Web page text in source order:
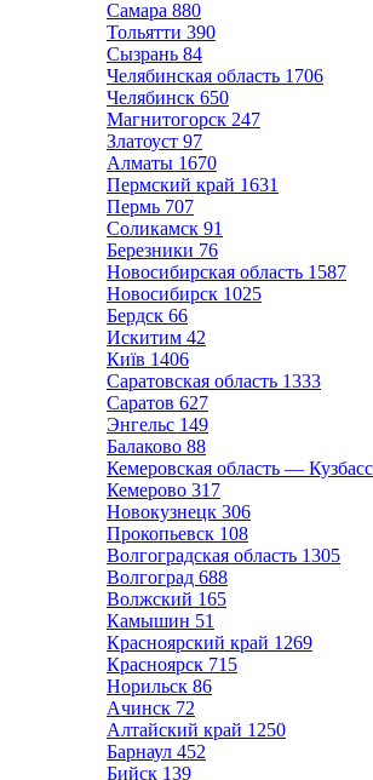
Самара 880
Тольятти 390
Сызрань 84
Челябинская область 1706
Челябинск 650
Магнитогорск 247
Златоуст 97
Алматы 1670
Пермский край 1631
Пермь 707
Соликамск 91
Березники 76
Новосибирская область 1587
Новосибирск 1025
Бердск 66
Искитим 42
Київ 1406
Саратовская область 1333
Саратов 627
Энгельс 149
Балаково 88
Кемеровская область — Кузбасс
Кемерово 317
Новокузнецк 306
Прокопьевск 108
Волгоградская область 1305
Волгоград 688
Волжский 165
Камышин 51
Красноярский край 1269
Красноярск 715
Норильск 86
Ачинск 72
Алтайский край 1250
Барнаул 452
Бийск 139